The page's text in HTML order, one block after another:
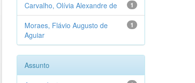
1
Carvalho, Olívia Alexandre de
1
Moraes, Flávio Augusto de
Aguiar
Assunto